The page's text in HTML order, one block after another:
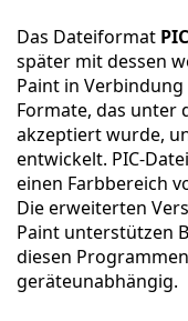
Das Dateiformat PIC
später mit dessen
Paint in
Formate, das unter
akzeptiert wurde,
entwickelt. PIC-
einen Farbbereich
Die erweiterten
Paint unterstützen
diesen
geräteunabhängig.